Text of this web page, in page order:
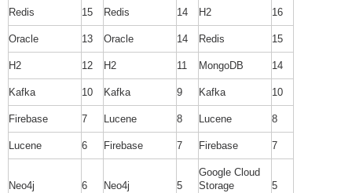
Redis 15 Redis 14 H2 16
Oracle 13 Oracle 14 Redis 15
H2 12 H2 11 MongoDB 14
Kafka 10 Kafka 9 Kafka 10
Firebase 7 Lucene 8 Lucene 8
Lucene 6 Firebase 7 Firebase 7
Neo4j 6 Neo4j 5
Google Cloud
Storage
5